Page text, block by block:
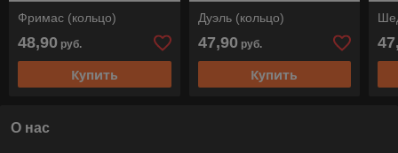
Фримас (кольцо)
48,90 руб.
Купить
Дуэль (кольцо)
47,90 руб.
Купить
О нас